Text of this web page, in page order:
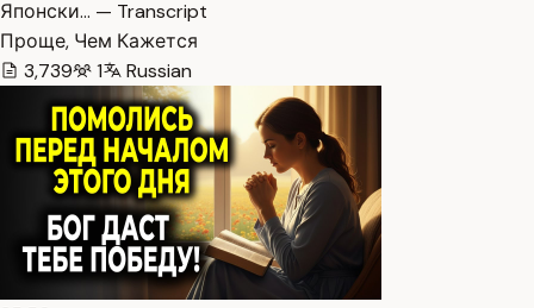
Японски… — Transcript
Проще, Чем Кажется
3,739
1 Russian